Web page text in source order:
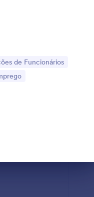
de Funcionários